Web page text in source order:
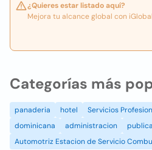
¿Quieres estar listado aquí?
Mejora tu alcance global con
Categorías más
panaderia hotel Servicios
dominicana
administracion
Automotriz Estacion de Servicio